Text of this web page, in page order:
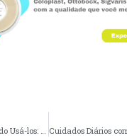
Tipos de Curativos e Quando Usá-los: Purilon Gel, Hidrocoloides e mais